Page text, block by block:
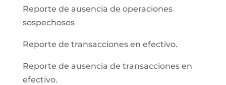
Reporte de ausencia de operaciones
sospechosos
Reporte de transacciones en efectivo.
Reporte de ausencia de transacciones en
efectivo.